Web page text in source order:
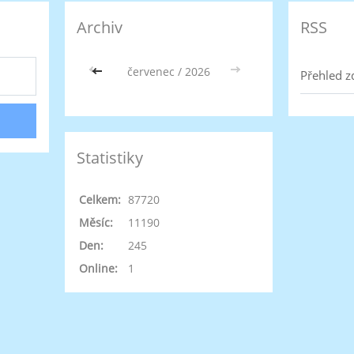
Archiv
<< červenec / 2026 >>
RSS
Přehled
Statistiky
Online: 1
Celkem: 87720
Měsíc:
11190
Den:
245